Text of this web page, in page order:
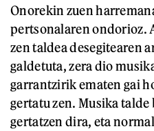
Onorekin zuen
pertsonalaren ondorioz.
zen taldea desegitearen
galdetuta, zera dio
garrantzirik ematen gai
gertatu zen. Musika
gertatzen dira, eta